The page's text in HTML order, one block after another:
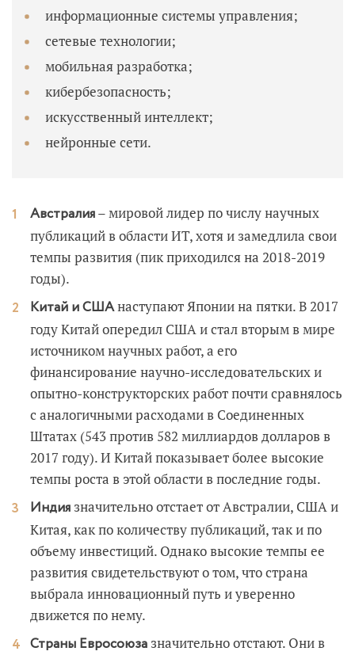
информационные системы управления;
сетевые технологии;
мобильная разработка;
кибербезопасность;
искусственный интеллект;
нейронные сети.
Австралия– мировой лидер по числу научных
публикаций в области ИТ, хотя и замедлила свои
темпы развития (пик приходился на 2018-2019
годы).
Китай и СШАнаступают Японии на пятки. В 2017
году Китай опередил США и стал вторым в мире
источником научных работ, а его
финансирование научно-исследовательских и
опытно-конструкторских работ почти сравнялось
с аналогичными расходами в Соединенных
Штатах (543 против 582 миллиардов долларов в
2017 году). И Китай показывает более высокие
темпы роста в этой области в последние годы.
Индия значительно отстает от Австралии, США и
Китая, как по количеству публикаций, так и по
объему инвестиций. Однако высокие темпы ее
развития свидетельствуют о том, что страна
выбрала инновационный путь и уверенно
движется по нему.
Страны Евросоюза значительно отстают. Они в